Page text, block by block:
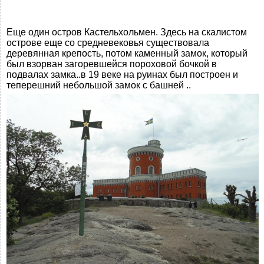
Еще один остров Кастельхольмен. Здесь на скалистом
острове еще со средневековья существовала
деревянная крепость, потом каменный замок, который
был взорван загоревшейся пороховой бочкой в
подвалах замка..в 19 веке на руинах был построен и
теперешний небольшой замок с башней ..